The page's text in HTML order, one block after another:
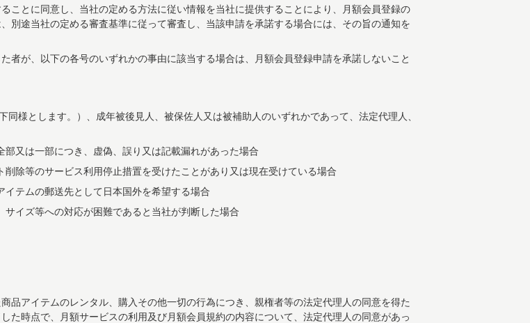
ことに同意し、当社の定める方法に従い情報を当社に提供することにより、月額会員登録の
別途当社の定める審査基準に従って審査し、当該申請を承諾する場合には、その旨の通知を
者が、以下の各号のいずれかの事由に該当する場合は、月額会員登録申請を承諾しないこと
同様とします。）、成年被後見人、被保佐人又は被補助人のいずれかであって、法定代理人、
部又は一部につき、虚偽、誤り又は記載漏れがあった場合
削除等のサービス利用停止措置を受けたことがあり又は現在受けている場合
イテムの郵送先として日本国外を希望する場合
サイズ等への対応が困難であると当社が判断した場合
品アイテムのレンタル、購入その他一切の行為につき、親権者等の法定代理人の同意を得た
た時点で、月額サービスの利用及び月額会員規約の内容について、法定代理人の同意があっ